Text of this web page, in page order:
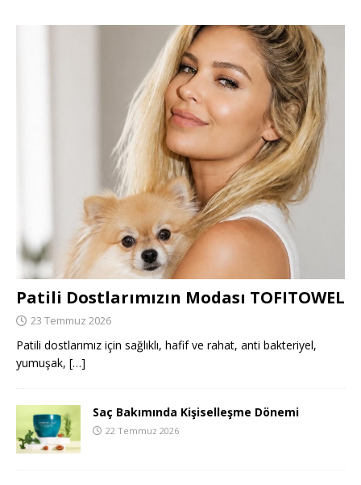
Patili Dostlarımızın Modası TOFITOWEL
23 Temmuz 2026
Patili dostlarımız için sağlıklı, hafif ve rahat, anti bakteriyel,
yumuşak, […]
Saç Bakımında Kişiselleşme Dönemi
22 Temmuz 2026